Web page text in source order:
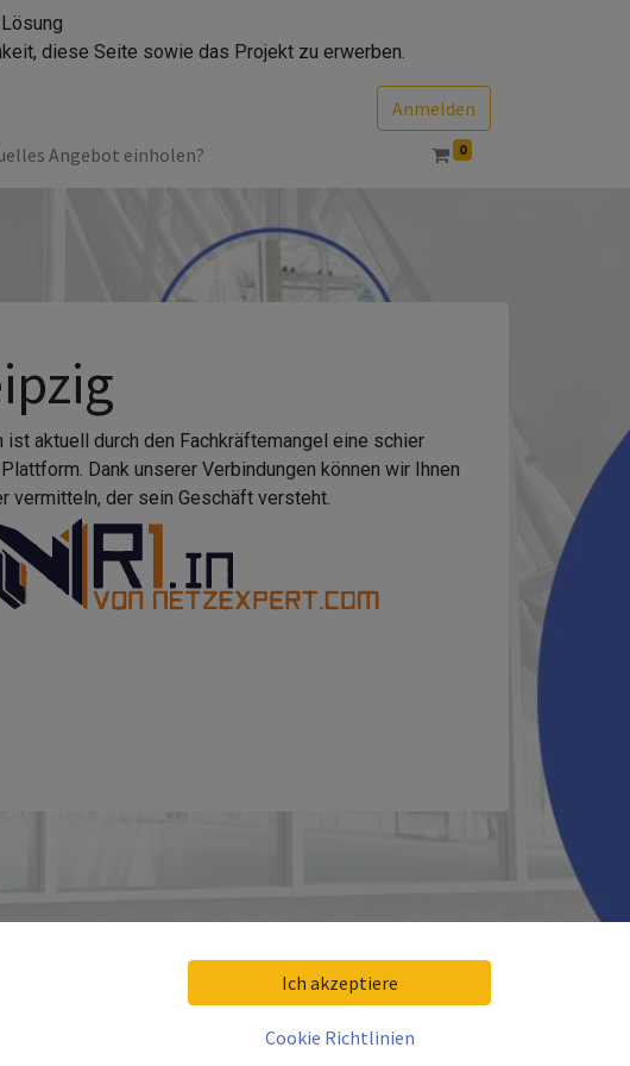
diese Seite sowie das Projekt zu erwerben.
Anmelden
Angebot einholen? 0
aktuell durch den Fachkräftemangel eine schier
Dank unserer Verbindungen können wir Ihnen
vermitteln, der sein Geschäft versteht.
Ich akzeptiere
Cookie Richtlinien